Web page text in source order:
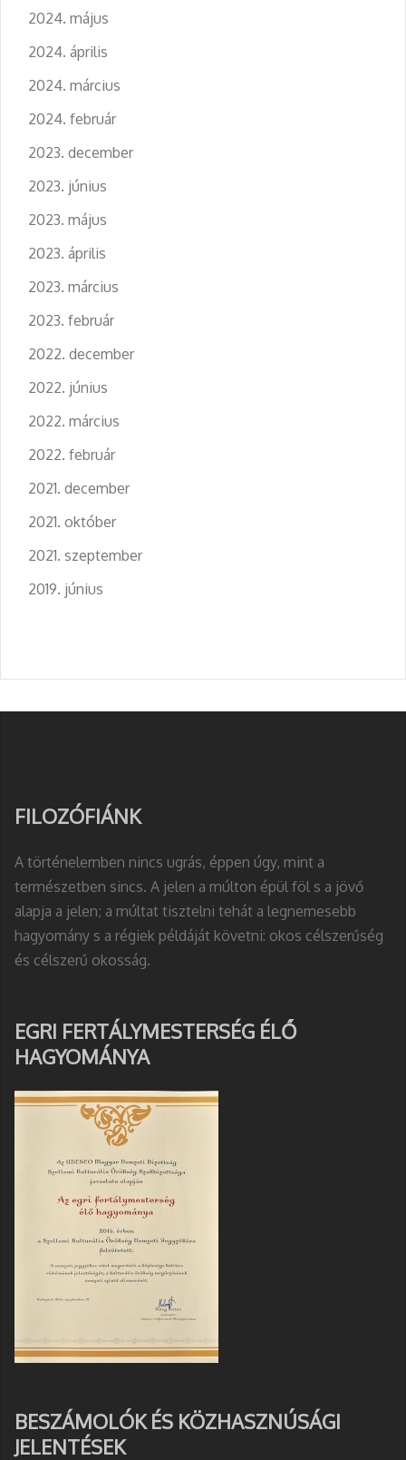
2024. május
2024. április
2024. március
2024. február
2023. december
2023. június
2023. május
2023. április
2023. március
2023. február
2022. december
2022. június
2022. március
2022. február
2021. december
2021. október
2021. szeptember
2019. június
FILOZÓFIÁNK
A történelemben nincs ugrás, éppen úgy, mint a
természetben sincs. A jelen a múlton épül föl s a jövő
alapja a jelen; a múltat tisztelni tehát a legnemesebb
hagyomány s a régiek példáját követni: okos célszerűség
és célszerű okosság.
EGRI FERTÁLYMESTERSÉG ÉLŐ
HAGYOMÁNYA
BESZÁMOLÓK ÉS KÖZHASZNÚSÁGI
JELENTÉSEK